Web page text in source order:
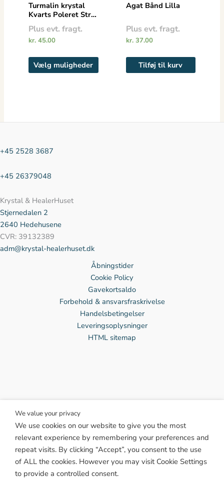
Turmalin krystal
Kvarts Poleret Str.
S/M
Plus evt. fragt.
kr.45.00
Vælg muligheder
varianter.
kan
vælges
Agat Bånd Lilla
Plus evt. fragt.
kr.37.00
Tilføj til kurv
+45 2528 3687
+45 26379048
Krystal & HealerHuset
Stjernedalen 2
2640 Hedehusene
CVR: 39132389
adm@krystal-healerhuset.dk
Åbningstider
Cookie Policy
Gavekortsaldo
Forbehold & ansvarsfraskrivelse
Handelsbetingelser
Leveringsoplysninger
HTML sitemap
Facebook
Instagram
Twitter
TikTok
Pinterest
We value your privacy
We use cookies on our website to give you the most
relevant experience by remembering your preferences and
repeat visits. By clicking “Accept”, you consent to the use
of ALL the cookies. However you may visit Cookie Settings
to provide a controlled consent.